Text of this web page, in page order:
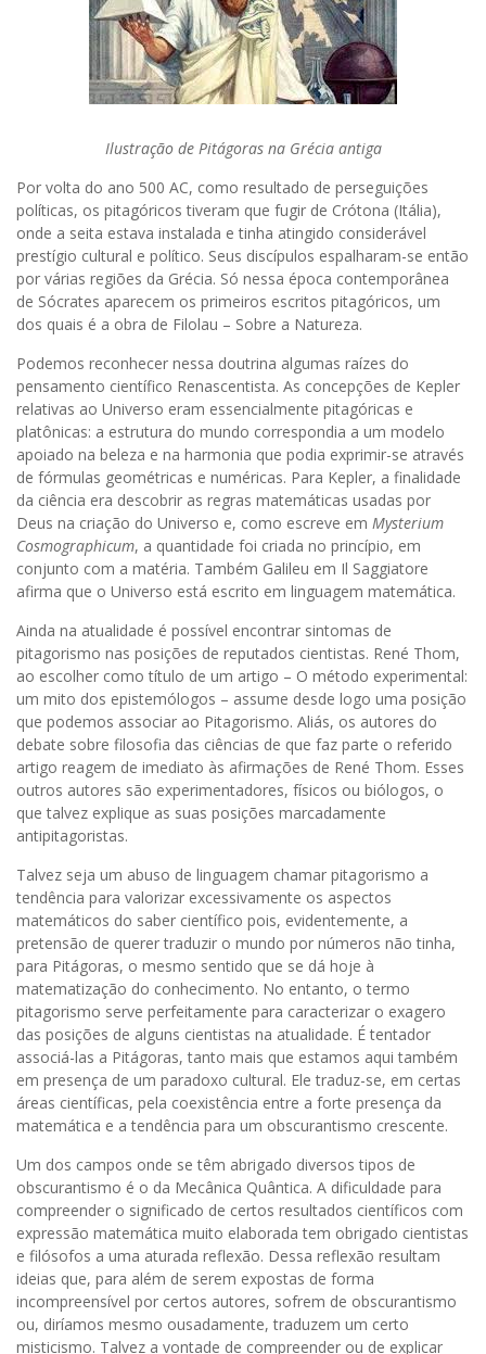
Ilustração de Pitágoras na Grécia antiga
Por volta do ano 500 AC, como resultado de perseguições
políticas, os pitagóricos tiveram que fugir de Crótona (Itália),
onde a seita estava instalada e tinha atingido considerável
prestígio cultural e político. Seus discípulos espalharam-se então
por várias regiões da Grécia. Só nessa época contemporânea
de Sócrates aparecem os primeiros escritos pitagóricos, um
dos quais é a obra de Filolau – Sobre a Natureza.
Podemos reconhecer nessa doutrina algumas raízes do
pensamento científico Renascentista. As concepções de Kepler
relativas ao Universo eram essencialmente pitagóricas e
platônicas: a estrutura do mundo correspondia a um modelo
apoiado na beleza e na harmonia que podia exprimir-se através
de fórmulas geométricas e numéricas. Para Kepler, a finalidade
da ciência era descobrir as regras matemáticas usadas por
Deus na criação do Universo e, como escreve em Mysterium
Cosmographicum, a quantidade foi criada no princípio, em
conjunto com a matéria. Também Galileu em Il Saggiatore
afirma que o Universo está escrito em linguagem matemática.
Ainda na atualidade é possível encontrar sintomas de
pitagorismo nas posições de reputados cientistas. René Thom,
ao escolher como título de um artigo – O método experimental:
um mito dos epistemólogos – assume desde logo uma posição
que podemos associar ao Pitagorismo. Aliás, os autores do
debate sobre filosofia das ciências de que faz parte o referido
artigo reagem de imediato às afirmações de René Thom. Esses
outros autores são experimentadores, físicos ou biólogos, o
que talvez explique as suas posições marcadamente
antipitagoristas.
Talvez seja um abuso de linguagem chamar pitagorismo a
tendência para valorizar excessivamente os aspectos
matemáticos do saber científico pois, evidentemente, a
pretensão de querer traduzir o mundo por números não tinha,
para Pitágoras, o mesmo sentido que se dá hoje à
matematização do conhecimento. No entanto, o termo
pitagorismo serve perfeitamente para caracterizar o exagero
das posições de alguns cientistas na atualidade. É tentador
associá-las a Pitágoras, tanto mais que estamos aqui também
em presença de um paradoxo cultural. Ele traduz-se, em certas
áreas científicas, pela coexistência entre a forte presença da
matemática e a tendência para um obscurantismo crescente.
Um dos campos onde se têm abrigado diversos tipos de
obscurantismo é o da Mecânica Quântica. A dificuldade para
compreender o significado de certos resultados científicos com
expressão matemática muito elaborada tem obrigado cientistas
e filósofos a uma aturada reflexão. Dessa reflexão resultam
ideias que, para além de serem expostas de forma
incompreensível por certos autores, sofrem de obscurantismo
ou, diríamos mesmo ousadamente, traduzem um certo
misticismo. Talvez a vontade de compreender ou de explicar